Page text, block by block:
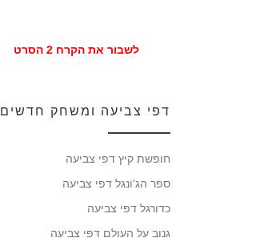
לשבור את הקרח 2 הסרט
דפי צביעה ומשחק חדשים
חופשת קיץ דפי צביעה
ספר הג'ונגל דפי צביעה
כדורגל דפי צביעה
גנוב על העולם דפי צביעה